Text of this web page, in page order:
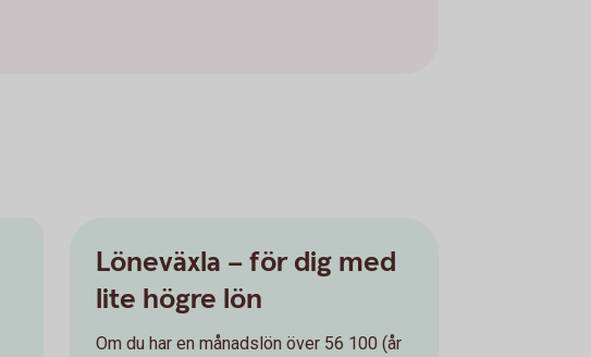
Löneväxla – för dig med
lite högre lön
Om du har en månadslön över 56 100 (år